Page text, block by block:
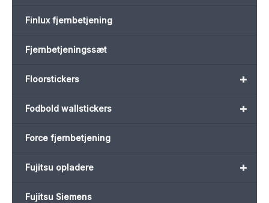
Finlux fjernbetjening
Fjernbetjeningssæt
+
Floorstickers
+
Fodbold wallstickers
Force fjernbetjening
+
Fujitsu opladere
Fujitsu Siemens